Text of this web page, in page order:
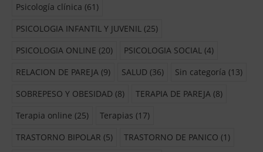
Psicología clínica (61)
PSICOLOGIA INFANTIL Y JUVENIL (25)
PSICOLOGIA ONLINE (20) PSICOLOGIA SOCIAL (4)
RELACION DE PAREJA (9) SALUD (36) Sin categoría (13)
SOBREPESO Y OBESIDAD (8) TERAPIA DE PAREJA (8)
Terapia online (25) Terapias (17)
TRASTORNO BIPOLAR (5) TRASTORNO DE PANICO (1)